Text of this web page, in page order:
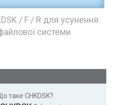
/ F / R для усунення
системи
Що таке CHKDSK?